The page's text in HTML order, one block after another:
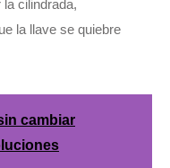
cilindrada,
la llave se quiebre
cambiar